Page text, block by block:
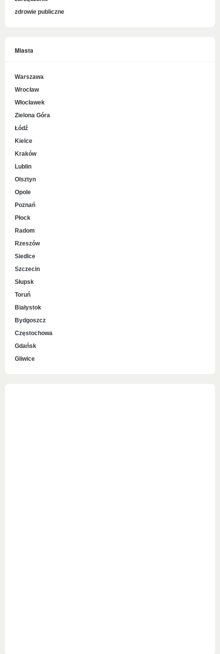
zdrowie publiczne
Miasta
Warszawa
Wrocław
Włocławek
Zielona Góra
Łódź
Kielce
Kraków
Lublin
Olsztyn
Opole
Poznań
Płock
Radom
Rzeszów
Siedlce
Szczecin
Słupsk
Toruń
Białystok
Bydgoszcz
Częstochowa
Gdańsk
Gliwice